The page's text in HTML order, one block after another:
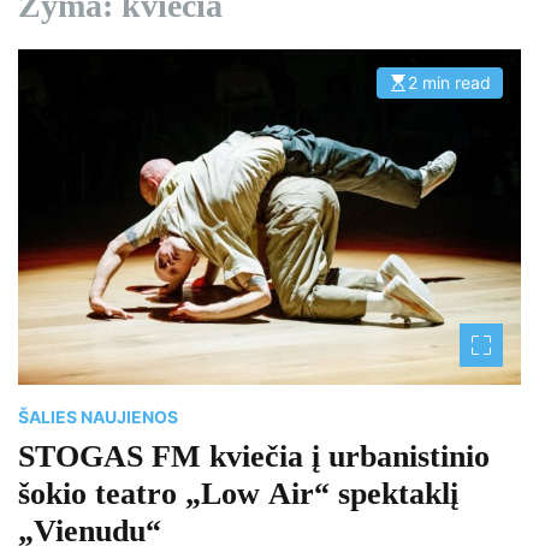
E
m
a
t
r
e
a
d
t
i
m
2 min read
ŠALIES NAUJIENOS
STOGAS FM kviečia į urbanistinio
šokio teatro „Low Air“ spektaklį
„Vienudu“